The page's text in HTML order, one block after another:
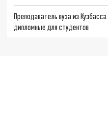
Преподаватель вуза из
дипломные для студентов